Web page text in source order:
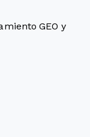
GEO y